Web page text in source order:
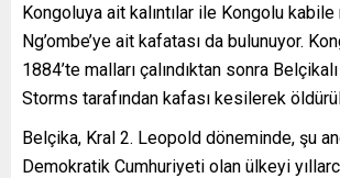
Kongoluya ait kalıntılar ile Kongolu
Ng’ombe’ye ait kafatası da bulunuyor.
1884’te malları çalındıktan sonra
Storms tarafından kafası kesilerek
Belçika, Kral 2. Leopold döneminde, şu
Demokratik Cumhuriyeti olan ülkeyi